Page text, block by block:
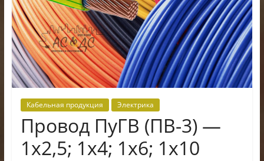
Кабельная продукция Электрика
Провод ПуГВ (ПВ-3) —
1х2,5; 1х4; 1х6; 1х10